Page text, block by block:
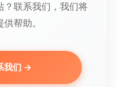
？联系我们，我们将
帮助。
我们 →